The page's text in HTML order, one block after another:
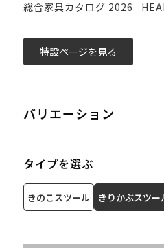
総合家具カタログ 2026
特設ページを見る
バリエーション
タイプを選ぶ
きのこスツール きりかぶスツー